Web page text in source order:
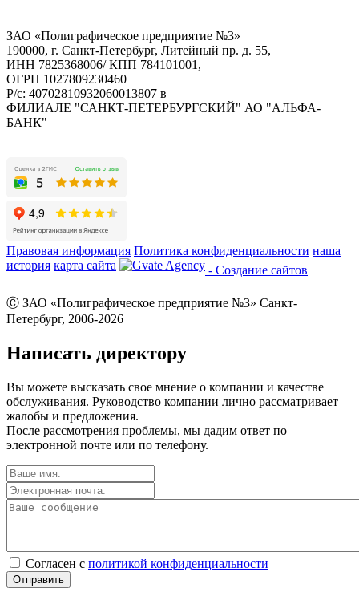
ЗАО «Полиграфическое предприятие №3»
190000, г. Санкт-Петербург, Литейный пр. д. 55,
ИНН 7825368006/ КПП 784101001,
ОГРН 1027809230460
Р/с: 40702810932060013807 в
ФИЛИАЛЕ "САНКТ-ПЕТЕРБУРГСКИЙ" АО "АЛЬФА-
БАНК"
Правовая информация Политика конфиденциальности наша
история карта сайта - Создание сайтов
Ⓒ ЗАО «Полиграфическое предприятие №3» Санкт-
Петербург, 2006-2026
Написать директору
Вы можете высказать свое мнение о компании и качестве
обслуживания. Руководство компании лично рассматривает
жалобы и предложения.
После рассмотрения проблемы, мы дадим ответ по
электронной почте или по телефону.
Согласен с политикой конфиденциальности
Отправить